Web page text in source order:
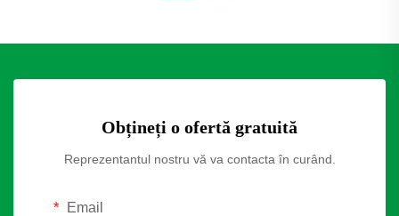
Obțineți o ofertă gratuită
Reprezentantul nostru vă va contacta în curând.
Email